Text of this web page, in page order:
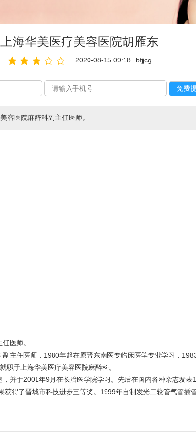
上海华美医疗美容医院胡雁东
2020-08-15 09:18 bfjjcg
容医院麻醉科副主任医师。
医师。
主任医师，1980年起在原晋东南医专临床医学专业学习，
职于上海华美医疗美容医院麻醉科。
并于2001年9月在长治医学院学习。先后在国内各种杂志发表
得了晋城市科技进步三等奖。1999年自制发光二较管气管插